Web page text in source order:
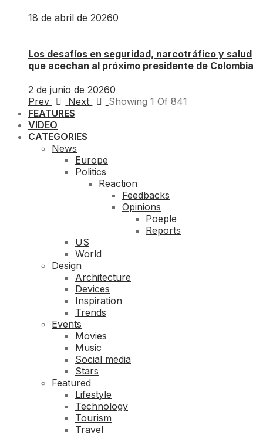
18 de abril de 20260
Los desafíos en seguridad, narcotráfico y salud
que acechan al próximo presidente de Colombia
2 de junio de 20260
Prev
Next Showing 1 Of 841
FEATURES
VIDEO
CATEGORIES
News
Europe
Politics
Reaction
Feedbacks
Opinions
Poeple
Reports
US
World
Design
Architecture
Devices
Inspiration
Trends
Events
Movies
Music
Social media
Stars
Featured
Lifestyle
Technology
Tourism
Travel